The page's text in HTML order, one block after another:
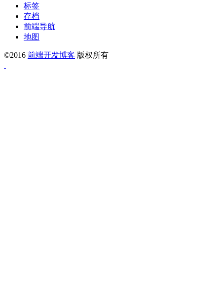
标签
存档
前端导航
地图
©2016 前端开发博客 版权所有